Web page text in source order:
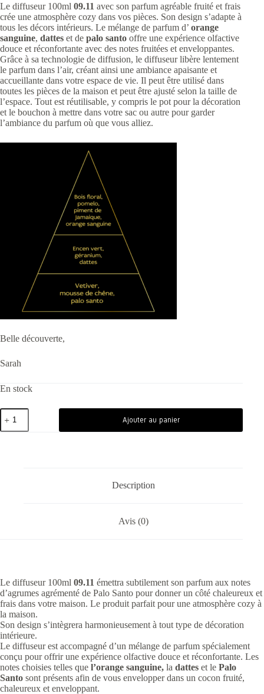
Le diffuseur 100ml 09.11 avec son parfum agréable fruité et frais
crée une atmosphère cozy dans vos pièces. Son design s’adapte à
tous les décors intérieurs. Le mélange de parfum d’ orange
sanguine, dattes et de palo santo offre une expérience olfactive
douce et réconfortante avec des notes fruitées et enveloppantes.
Grâce à sa technologie de diffusion, le diffuseur libère lentement
le parfum dans l’air, créant ainsi une ambiance apaisante et
accueillante dans votre espace de vie. Il peut être utilisé dans
toutes les pièces de la maison et peut être ajusté selon la taille de
l’espace. Tout est réutilisable, y compris le pot pour la décoration
et le bouchon à mettre dans votre sac ou autre pour garder
l’ambiance du parfum où que vous alliez.
Belle découverte,
Sarah
En stock
Ajouter au panier
Description
Avis (0)
Le diffuseur 100ml 09.11 émettra subtilement son parfum aux notes
d’agrumes agrémenté de Palo Santo pour donner un côté chaleureux et
frais dans votre maison. Le produit parfait pour une atmosphère cozy à
la maison.
Son design s’intègrera harmonieusement à tout type de décoration
intérieure.
Le diffuseur est accompagné d’un mélange de parfum spécialement
conçu pour offrir une expérience olfactive douce et réconfortante. Les
notes choisies telles que l’orange sanguine, la dattes et le Palo
Santo sont présents afin de vous envelopper dans un cocon fruité,
chaleureux et enveloppant.